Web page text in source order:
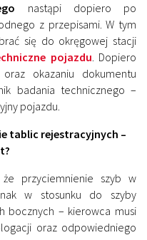
nastąpi dopiero po
z przepisami. W tym
się do okręgowej stacji
pojazdu. Dopiero
okazaniu dokumentu
badania technicznego –
pojazdu.
tablic rejestracyjnych –
że przyciemnienie szyb w
w stosunku do szyby
bocznych – kierowca musi
oraz odpowiedniego